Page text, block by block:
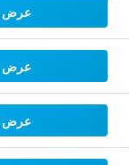
عرض
عرض
عرض